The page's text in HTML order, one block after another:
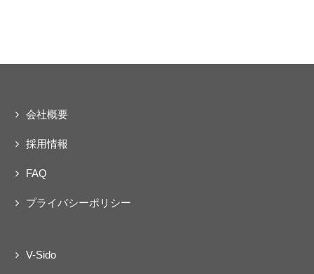
会社概要
採用情報
FAQ
プライバシーポリシー
V-Sido